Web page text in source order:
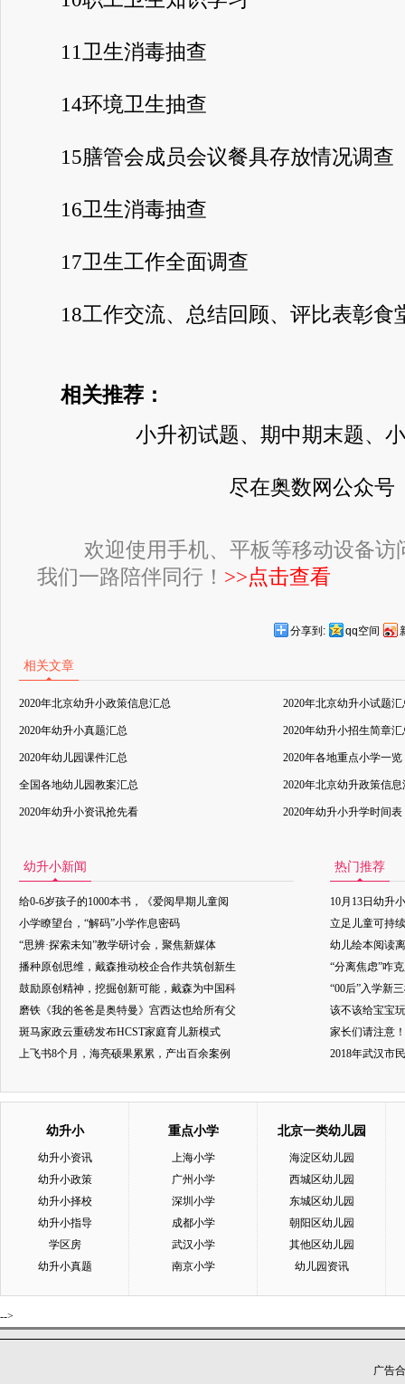
11卫生消毒抽查
14环境卫生抽查
15膳管会成员会议餐具存放情况调查
16卫生消毒抽查
17卫生工作全面调查
18工作交流、总结回顾、评比表彰食
相关推荐：
小升初试题、期中期末题、
尽在奥数网公众号
欢迎使用手机、平板等移动设备访
我们一路陪伴同行！ >>点击查看
分享到: qq空间
相关文章
2020年北京幼升小政策信息汇总 2020年北京幼升小试题汇
2020年幼升小真题汇总 2020年幼升小招生简章汇
2020年幼儿园课件汇总 2020年各地重点小学一览
全国各地幼儿园教案汇总 2020年北京幼升政策信息
2020年幼升小资讯抢先看 2020年幼升小升学时间表
幼升小新闻
给0-6岁孩子的1000本书，《爱阅早期儿童阅
小学瞭望台，“解码”小学作息密码
“思辨·探索未知”教学研讨会，聚焦新媒体
播种原创思维，戴森推动校企合作共筑创新生
鼓励原创精神，挖掘创新可能，戴森为中国科
磨铁《我的爸爸是奥特曼》宫西达也给所有父
斑马家政云重磅发布HCST家庭育儿新模式
上飞书8个月，海亮硕果累累，产出百余案例
热门推荐
10月13日幼升
立足儿童可持
幼儿绘本阅读
“分离焦虑”咋
“00后”入学新
该不该给宝宝
家长们请注意
2018年武汉市
幼升小
幼升小资讯
幼升小政策
幼升小择校
幼升小指导
学区房
幼升小真题
重点小学
上海小学
广州小学
深圳小学
成都小学
武汉小学
南京小学
北京一类幼儿园
海淀区幼儿园
西城区幼儿园
东城区幼儿园
朝阳区幼儿园
其他区幼儿园
幼儿园资讯
-->
广告